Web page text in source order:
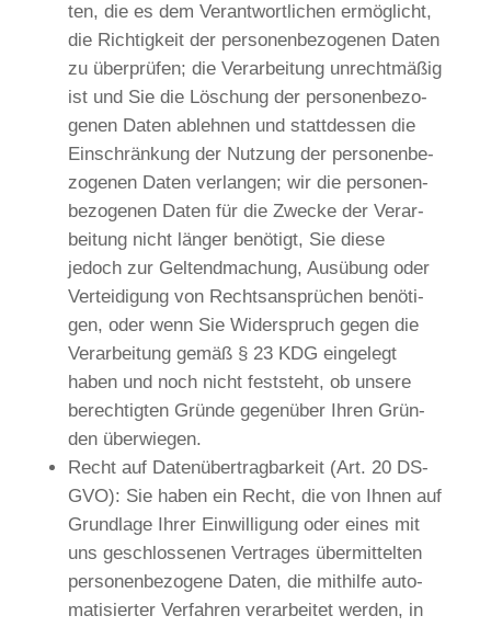
ten, die es dem Ver­ant­wort­li­chen ermög­licht,
die Rich­tig­keit der per­so­nen­be­zo­ge­nen Daten
zu über­prü­fen; die Ver­ar­bei­tung unrecht­mä­ßig
ist und Sie die Löschung der per­so­nen­be­zo­
ge­nen Daten ableh­nen und statt­des­sen die
Ein­schrän­kung der Nut­zung der per­so­nen­be­
zo­ge­nen Daten ver­lan­gen; wir die per­so­nen­
be­zo­ge­nen Daten für die Zwecke der Ver­ar­
bei­tung nicht län­ger benö­tigt, Sie die­se
jedoch zur Gel­tend­ma­chung, Aus­übung oder
Ver­tei­di­gung von Rechts­an­sprü­chen benö­ti­
gen, oder wenn Sie Wider­spruch gegen die
Ver­ar­bei­tung gemäß § 23 KDG ein­ge­legt
haben und noch nicht fest­steht, ob unse­re
berech­tig­ten Grün­de gegen­über Ihren Grün­
den überwiegen.
Recht auf Daten­über­trag­bar­keit (Art. 20 DS-
GVO): Sie haben ein Recht, die von Ihnen auf
Grund­la­ge Ihrer Ein­wil­li­gung oder eines mit
uns geschlos­se­nen Ver­tra­ges über­mit­tel­ten
per­so­nen­be­zo­ge­ne Daten, die mit­hil­fe auto­
ma­ti­sier­ter Ver­fah­ren ver­ar­bei­tet wer­den, in